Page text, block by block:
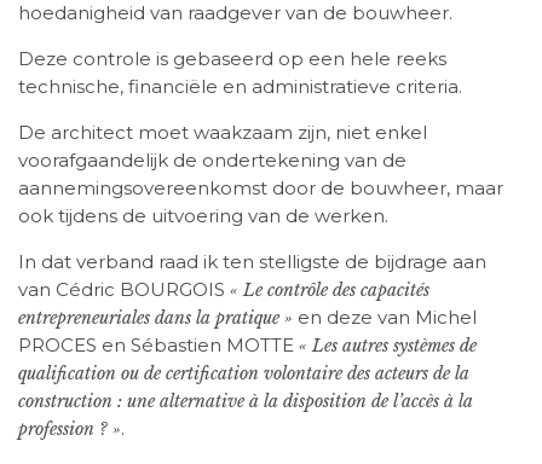
hoedanigheid van raadgever van de bouwheer.
Deze controle is gebaseerd op een hele reeks
technische, financiële en administratieve criteria.
De architect moet waakzaam zijn, niet enkel
voorafgaandelijk de ondertekening van de
aannemingsovereenkomst door de bouwheer, maar
ook tijdens de uitvoering van de werken.
In dat verband raad ik ten stelligste de bijdrage aan
van Cédric BOURGOIS « Le contrôle des capacités
entrepreneuriales dans la pratique » en deze van Michel
PROCES en Sébastien MOTTE « Les autres systèmes de
qualification ou de certification volontaire des acteurs de la
construction : une alternative à la disposition de l’accès à la
profession ? ».